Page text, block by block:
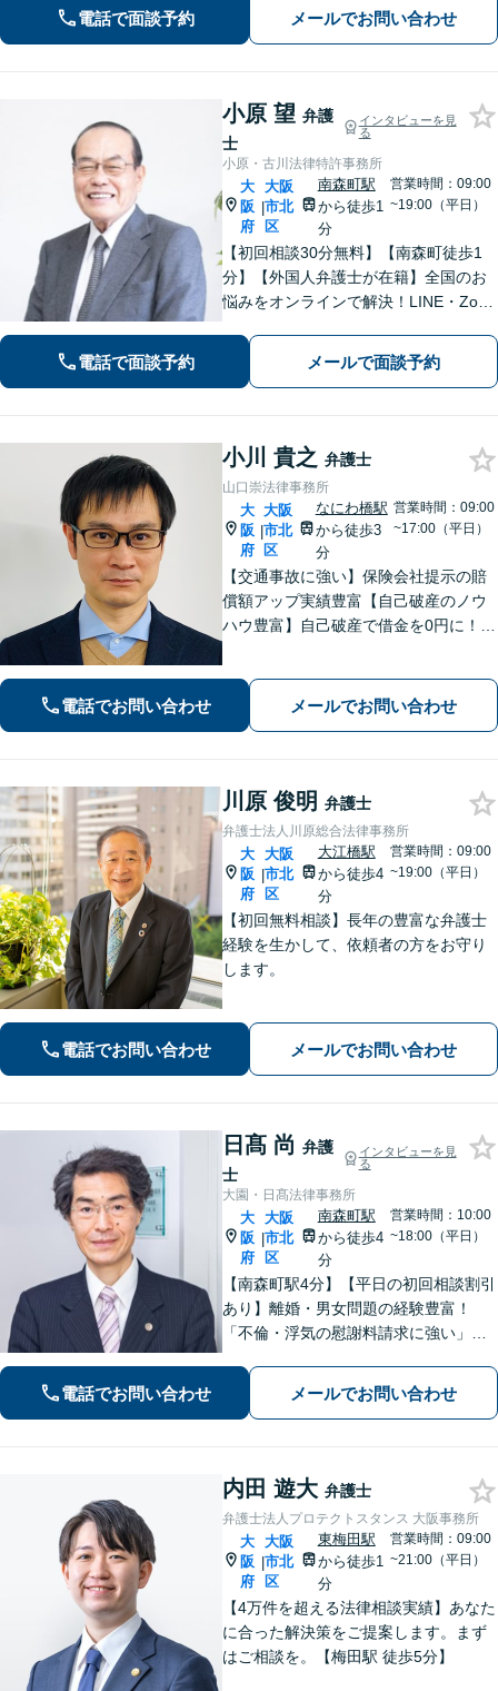
にし、最善の道を見つける伴走者とな
ります。一人で抱え込まず、まずはご
電話で面談予約 メールでお問い合わせ
小原 望 弁護
士
インタビューを見
る
小原・古川法律特許事務所
大
阪
府
|
大阪
市北
区
南森町駅
から徒歩1
分
営業時間：09:00
~19:00（平日）
【初回相談30分無料】【南森町徒歩1
分】【外国人弁護士が在籍】全国のお
悩みをオンラインで解決！LINE・Zoo
ローバルな離婚・相続／労働／企業法
務相談可能。英語が堪能なスタッフが
電話で面談予約 メールで面談予約
小川 貴之 弁護士
山口崇法律事務所
大
阪
府
|
大阪
市北
区
なにわ橋駅
から徒歩3
分
営業時間：09:00
~17:00（平日）
【交通事故に強い】保険会社提示の賠
償額アップ実績豊富【自己破産のノウ
ハウ豊富】自己破産で借金を0円に！
実に丁寧に最適な解決案をご提案いた
します【北浜駅徒歩3分】
電話でお問い合わせ メールでお問い合わせ
川原 俊明 弁護士
弁護士法人川原総合法律事務所
大
阪
府
|
大阪
市北
区
大江橋駅
から徒歩4
分
営業時間：09:00
~19:00（平日）
【初回無料相談】長年の豊富な弁護士
経験を生かして、依頼者の方をお守り
します。
電話でお問い合わせ メールでお問い合わせ
日髙 尚 弁護
士
インタビューを見
る
大園・日髙法律事務所
大
阪
府
|
大阪
市北
区
南森町駅
から徒歩4
分
営業時間：10:00
~18:00（平日）
【南森町駅4分】【平日の初回相談割引
あり】離婚・男女問題の経験豊富！
「不倫・浮気の慰謝料請求に強い」
題は他士業と連携してワンストップ解
決！「相続人調査にも対応」【休日・
電話でお問い合わせ メールでお問い合わせ
内田 遊大 弁護士
弁護士法人プロテクトスタンス 大阪事務所
大
阪
府
|
大阪
市北
区
東梅田駅
から徒歩1
分
営業時間：09:00
~21:00（平日）
【4万件を超える法律相談実績】あなた
に合った解決策をご提案します。まず
はご相談を。【梅田駅 徒歩5分】